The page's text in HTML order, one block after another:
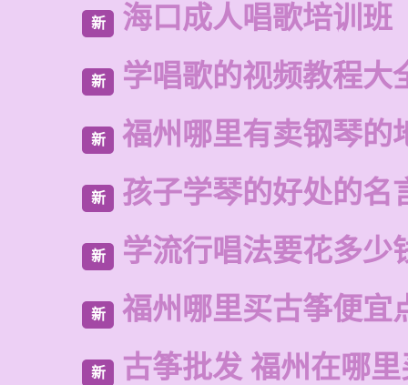
新 海口成人唱歌培训班
新 学唱歌的视频教程大
新 福州哪里有卖钢琴的
新 孩子学琴的好处的名
新 学流行唱法要花多少
新 福州哪里买古筝便宜
新 古筝批发 福州在哪